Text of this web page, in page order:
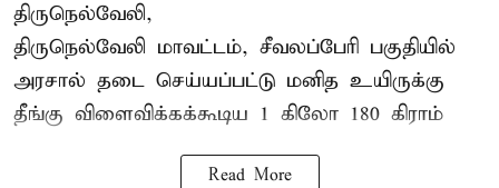
திருநெல்வேலி,
திருநெல்வேலி மாவட்டம், சீவலப்பேரி பகுதியில்
அரசால் தடை செய்யப்பட்டு மனித உயிருக்கு
தீங்கு விளைவிக்கக்கூடிய 1 கிலோ 180 கிராம்
Read More